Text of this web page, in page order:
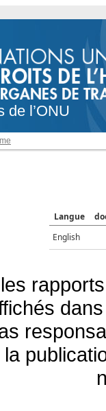
de l’ONU
Langue
English